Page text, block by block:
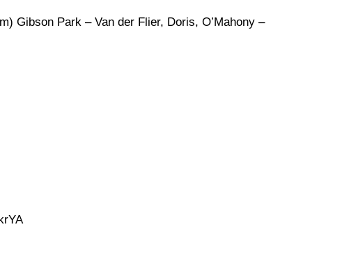
Gibson Park – Van der Flier, Doris, O’Mahony –